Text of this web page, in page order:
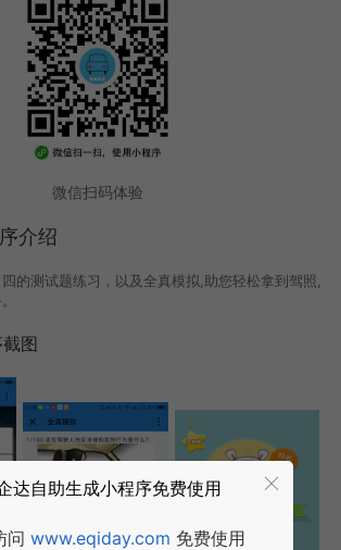
微信扫码体验
介绍
的测试题练习，以及全真模拟,助您轻松拿到驾照,
图
达自助生成小程序免费使用
问 www.eqiday.com 免费使用